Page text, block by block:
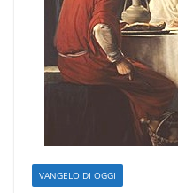
VANGELO DI OGGI